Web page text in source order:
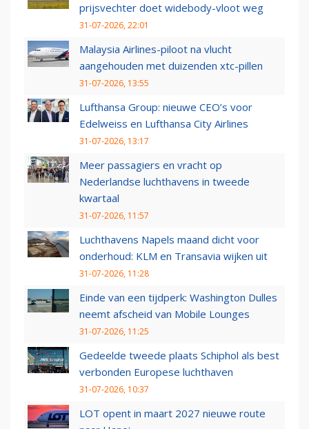
prijsvechter doet widebody-vloot weg
31-07-2026, 22:01
Malaysia Airlines-piloot na vlucht
aangehouden met duizenden xtc-pillen
31-07-2026, 13:55
Lufthansa Group: nieuwe CEO’s voor
Edelweiss en Lufthansa City Airlines
31-07-2026, 13:17
Meer passagiers en vracht op
Nederlandse luchthavens in tweede
kwartaal
31-07-2026, 11:57
Luchthavens Napels maand dicht voor
onderhoud: KLM en Transavia wijken uit
31-07-2026, 11:28
Einde van een tijdperk: Washington Dulles
neemt afscheid van Mobile Lounges
31-07-2026, 11:25
Gedeelde tweede plaats Schiphol als best
verbonden Europese luchthaven
31-07-2026, 10:37
LOT opent in maart 2027 nieuwe route